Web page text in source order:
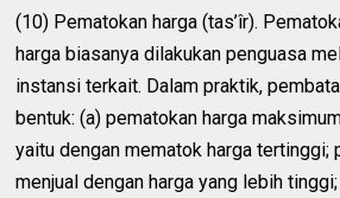
(10) Pematokan harga (tas’îr).
harga biasanya dilakukan penguasa
instansi terkait. Dalam praktik,
bentuk: (a) pematokan harga
yaitu dengan mematok harga tertinggi;
menjual dengan harga yang lebih